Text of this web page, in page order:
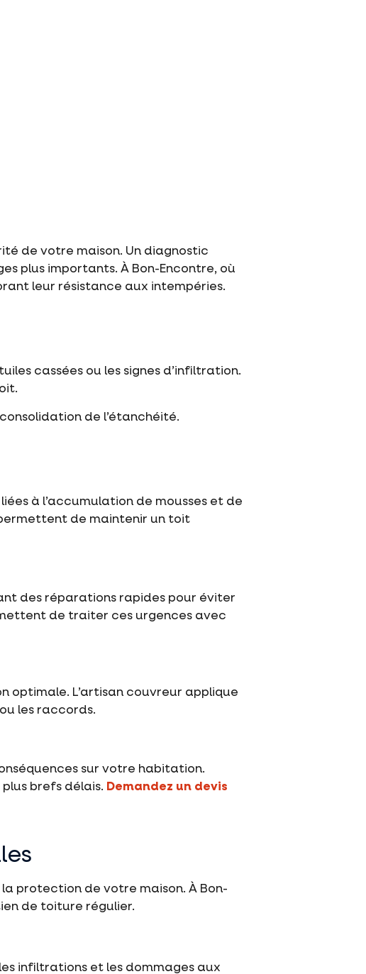
de votre maison. Un diagnostic
plus importants. À Bon-Encontre, où
leur résistance aux intempéries.
cassées ou les signes d’infiltration.
de l’étanchéité.
à l’accumulation de mousses et de
de maintenir un toit
des réparations rapides pour éviter
de traiter ces urgences avec
optimale. L’artisan couvreur applique
les raccords.
sur votre habitation.
brefs délais. Demandez un devis
protection de votre maison. À Bon-
de toiture régulier.
infiltrations et les dommages aux